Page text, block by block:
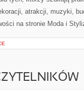
atrakcji, muzyki,
na stronie Moda i